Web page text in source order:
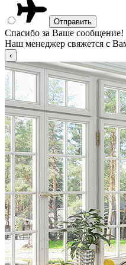
Спасибо за Ваше сообщение!
Наш менеджер свяжется с